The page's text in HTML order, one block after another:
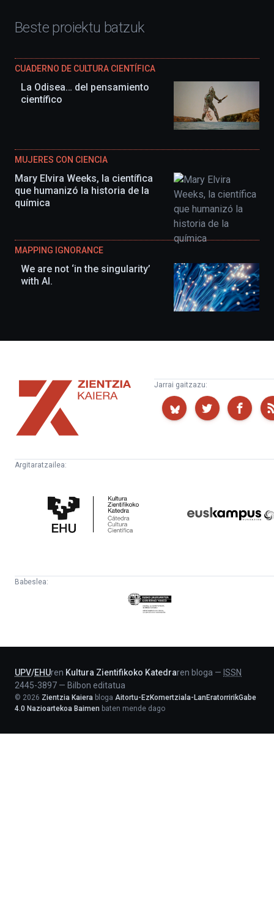
Beste proiektu batzuk
CUADERNO DE CULTURA CIENTÍFICA
La Odisea… del pensamiento
científico
MUJERES CON CIENCIA
Mary Elvira Weeks, la científica
que humanizó la historia de la
química
MAPPING IGNORANCE
We are not ‘in the singularity’
with AI.
Zientzia
Kaiera
Jarrai gaitzazu:
Argitaratzailea:
Zientifikoko
Katedra
Babeslea:
Eusko
Jaurlaritza
UPV/EHUren Kultura Zientifikoko Katedraren bloga — ISSN
2445-3897 — Bilbon editatua
© 2026 Zientzia Kaiera bloga Aitortu-EzKomertziala-LanEratorririkGabe
4.0 Nazioartekoa Baimen baten mende dago